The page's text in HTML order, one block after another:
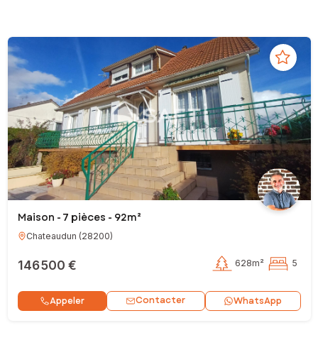
Maison - 7 pièces - 92m²
Chateaudun (28200)
146 500 € 628m² 5
Appeler Contacter WhatsApp